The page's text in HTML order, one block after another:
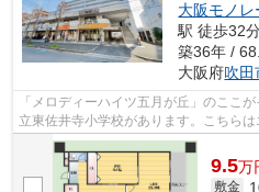
大阪モノレ
駅 徒歩32
築36年 /
大阪府吹田
「メロディーハイツ五月が丘」のここ
立東佐井寺小学校があります。こちら
の物件には自走式駐車場があります。...
9.5万
敷金